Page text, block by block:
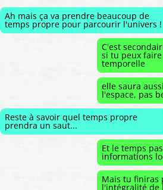
Ah mais ça va prendre beaucoup de
temps propre pour parcourir l'univers !
C'est
si tu peux
temporelle
elle saura
l'espace, pas
Reste à savoir quel temps propre
prendra un saut...
Et le temps
informations
Mais tu finiras
l'intégralité de